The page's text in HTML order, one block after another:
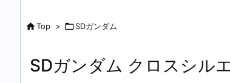
Top > SDガンダム
SDガンダム クロスシル